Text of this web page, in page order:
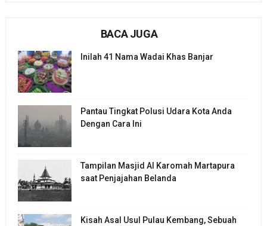
BACA JUGA
Inilah 41 Nama Wadai Khas Banjar
Pantau Tingkat Polusi Udara Kota Anda
Dengan Cara Ini
Tampilan Masjid Al Karomah Martapura
saat Penjajahan Belanda
Kisah Asal Usul Pulau Kembang, Sebuah